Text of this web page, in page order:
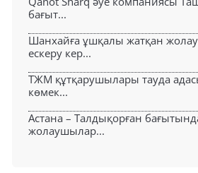
бағыт...
Шанхайға ұшқалы жатқан
ескеру кер...
ТЖМ құтқарушылары тауда
көмек...
Астана – Талдықорған
жолаушылар...